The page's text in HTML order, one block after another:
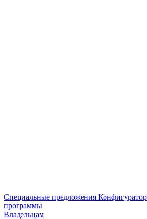
Специальные предложения Конфигуратор
программы
Владельцам